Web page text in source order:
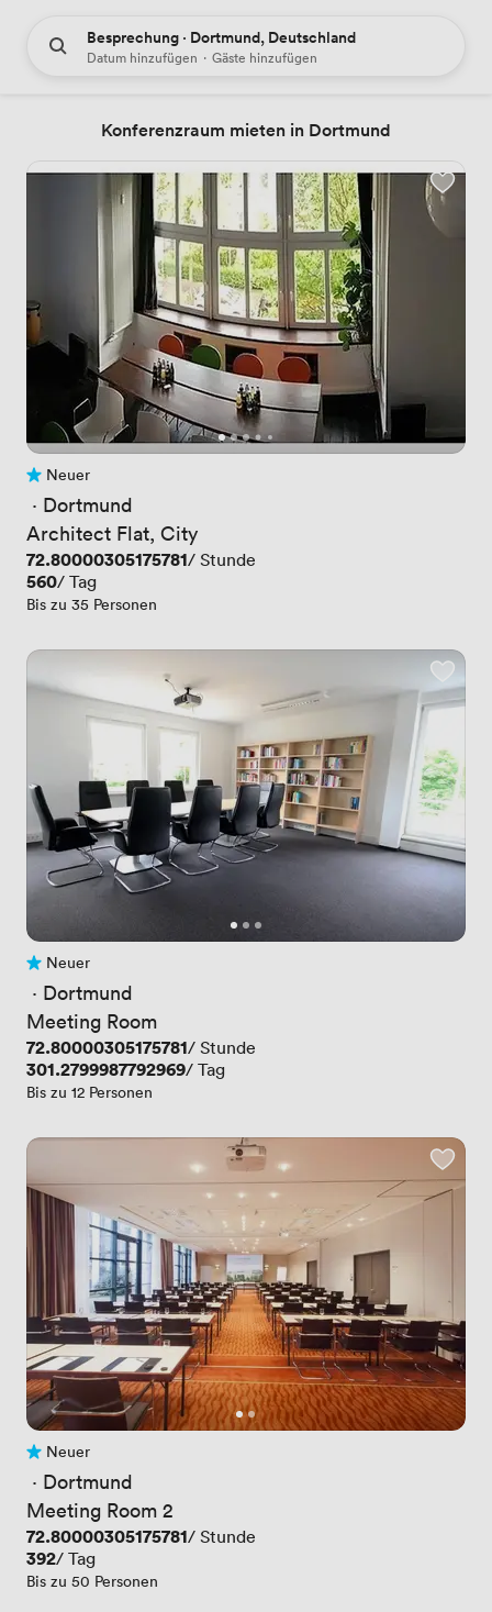
Besprechung · Dortmund, Deutschland
Datum hinzufügen · Gäste hinzufügen
Konferenzraum mieten in Dortmund
Noch keine Bewertungen
Neuer
· Dortmund
Architect Flat, City
Preis
72.80000305175781/ Stunde
Preis
560/ Tag
Bis zu 35 Personen
Noch keine Bewertungen
Neuer
· Dortmund
Meeting Room
Preis
72.80000305175781/ Stunde
Preis
301.2799987792969/ Tag
Bis zu 12 Personen
Noch keine Bewertungen
Neuer
· Dortmund
Meeting Room 2
Preis
72.80000305175781/ Stunde
Preis
392/ Tag
Bis zu 50 Personen